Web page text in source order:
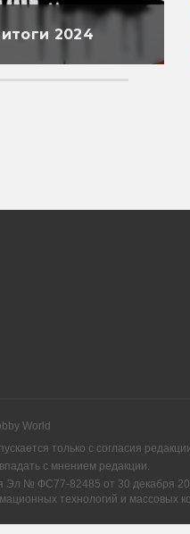
2024
World
только с согласия
с мнением редакции.
Эл № ФС77-82485 от 30 декабря
технологий и массовых